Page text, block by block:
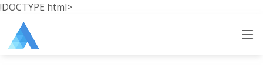
!DOCTYPE html>